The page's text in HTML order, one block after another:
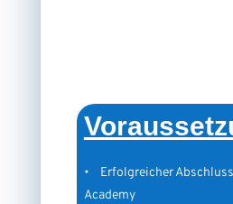
• Erfolgreicher
Academy